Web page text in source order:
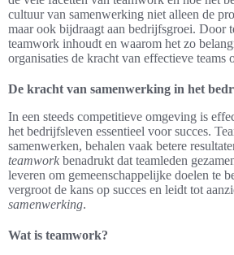
cultuur van samenwerking niet alleen de
maar ook bijdraagt aan bedrijfsgroei. Door
teamwork inhoudt en waarom het zo
organisaties de kracht van effectieve teams
De kracht van samenwerking in het
In een steeds competitieve omgeving is
het bedrijfsleven essentieel voor succes.
samenwerken, behalen vaak betere
teamwork benadrukt dat teamleden
leveren om gemeenschappelijke doelen te
vergroot de kans op succes en leidt tot
samenwerking.
Wat is teamwork?